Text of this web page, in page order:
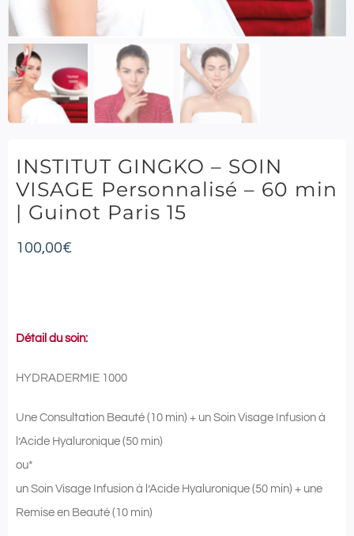
INSTITUT GINGKO – SOIN
VISAGE Personnalisé – 60 min
| Guinot Paris 15
100,00€
Détail du soin:
HYDRADERMIE 1000
Une Consultation Beauté (10 min) + un Soin Visage Infusion à
l’Acide Hyaluronique (50 min)
ou*
un Soin Visage Infusion à l’Acide Hyaluronique (50 min) + une
Remise en Beauté (10 min)